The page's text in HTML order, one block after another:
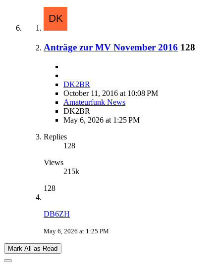
Anträge zur MV November 2016 128
DK2BR
October 11, 2016 at 10:08 PM
Amateurfunk News
DK2BR
May 6, 2026 at 1:25 PM
Replies
128
Views
215k
128
DB6ZH
May 6, 2026 at 1:25 PM
Mark All as Read